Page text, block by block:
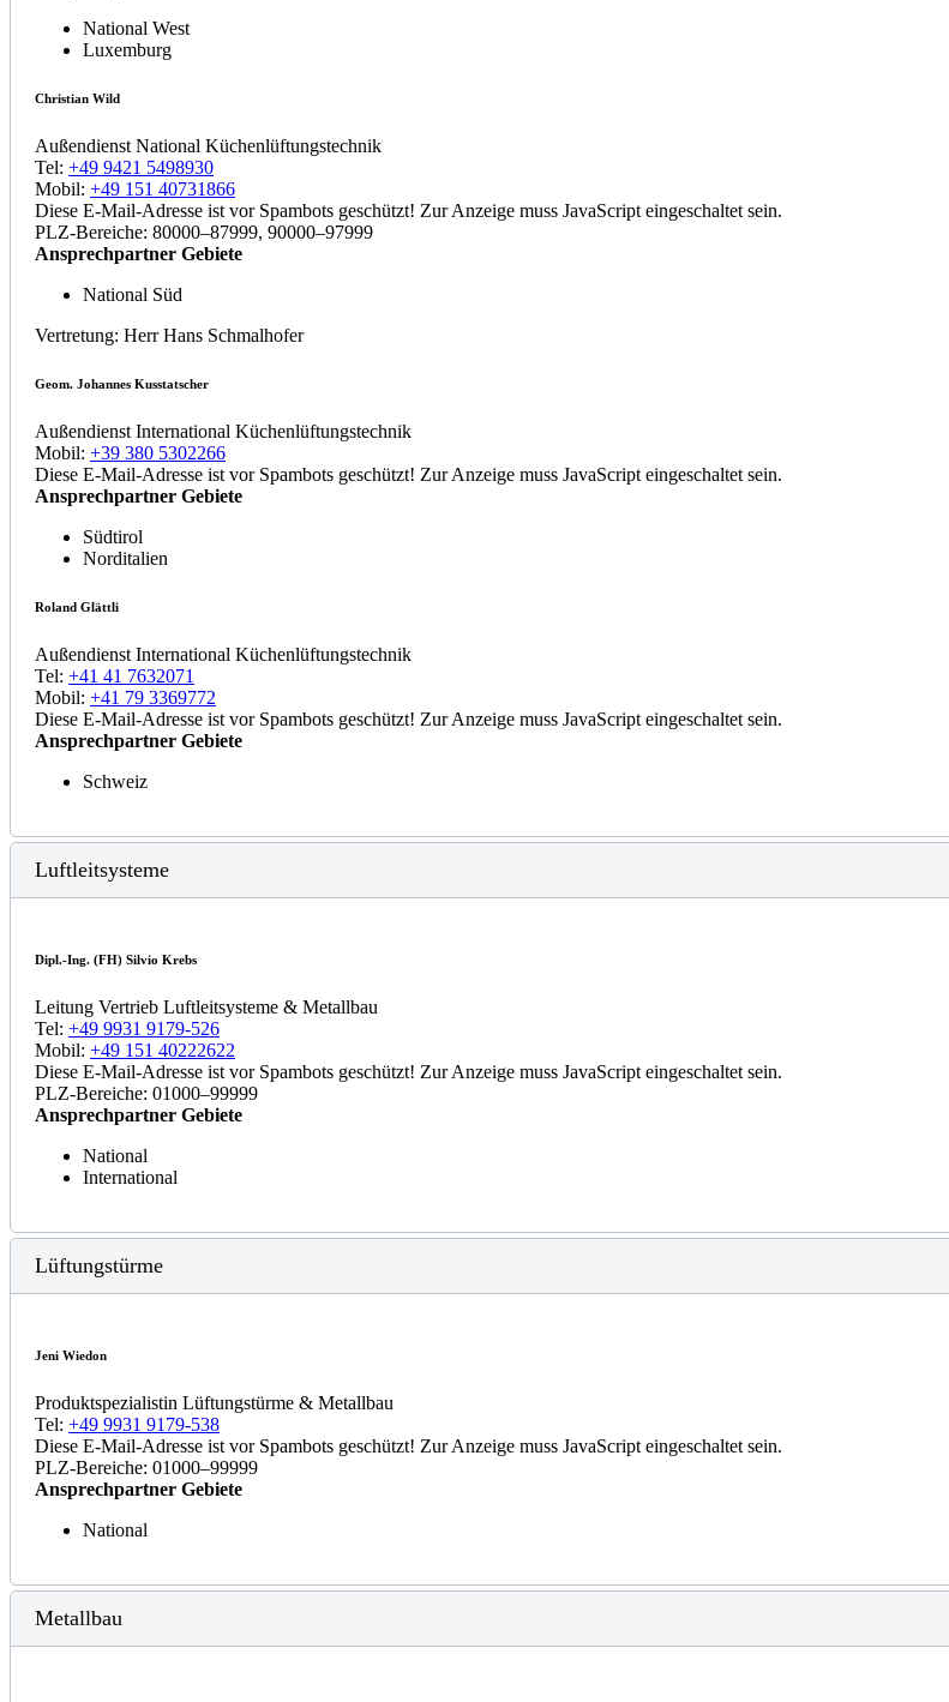
National West
Luxemburg
Christian Wild
Außendienst National Küchenlüftungstechnik
Tel: +49 9421 5498930
Mobil: +49 151 40731866
Diese E-Mail-Adresse ist vor Spambots geschützt! Zur Anzeige muss JavaScript eingeschaltet sein.
PLZ-Bereiche: 80000–87999, 90000–97999
Ansprechpartner Gebiete
National Süd
Vertretung: Herr Hans Schmalhofer
Geom. Johannes Kusstatscher
Außendienst International Küchenlüftungstechnik
Mobil: +39 380 5302266
Diese E-Mail-Adresse ist vor Spambots geschützt! Zur Anzeige muss JavaScript eingeschaltet sein.
Ansprechpartner Gebiete
Südtirol
Norditalien
Roland Glättli
Außendienst International Küchenlüftungstechnik
Tel: +41 41 7632071
Mobil: +41 79 3369772
Diese E-Mail-Adresse ist vor Spambots geschützt! Zur Anzeige muss JavaScript eingeschaltet sein.
Ansprechpartner Gebiete
Schweiz
Luftleitsysteme
Dipl.-Ing. (FH) Silvio Krebs
Leitung Vertrieb Luftleitsysteme & Metallbau
Tel: +49 9931 9179-526
Mobil: +49 151 40222622
Diese E-Mail-Adresse ist vor Spambots geschützt! Zur Anzeige muss JavaScript eingeschaltet sein.
PLZ-Bereiche: 01000–99999
Ansprechpartner Gebiete
National
International
Lüftungstürme
Jeni Wiedon
Produktspezialistin Lüftungstürme & Metallbau
Tel: +49 9931 9179-538
Diese E-Mail-Adresse ist vor Spambots geschützt! Zur Anzeige muss JavaScript eingeschaltet sein.
PLZ-Bereiche: 01000–99999
Ansprechpartner Gebiete
National
Metallbau